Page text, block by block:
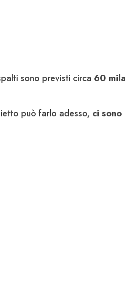
sono previsti circa 60 mila
può farlo adesso, ci sono